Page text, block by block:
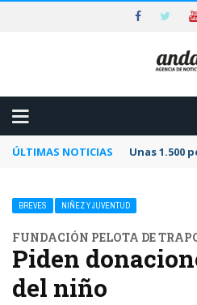
ÚLTIMAS NOTICIAS Unas 1.500
BREVES NIÑEZ Y JUVENTUD
FUNDACIÓN PELOTA DE
Piden
del niño